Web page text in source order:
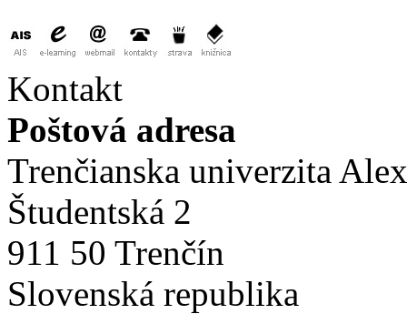
Kontakt
Poštová adresa
Trenčianska univerzita
Študentská 2
911 50 Trenčín
Slovenská republika